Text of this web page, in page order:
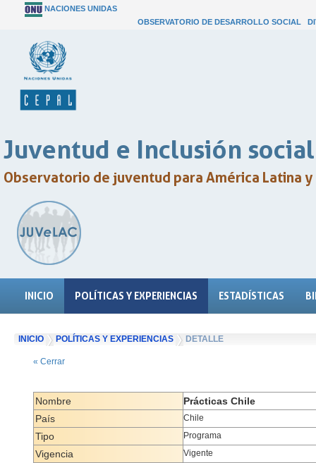
NACIONES UNIDAS
OBSERVATORIO DE DESARROLLO SOCIAL
Juventud e Inclusión social
Observatorio de juventud para América Latina
INICIO POLÍTICAS Y EXPERIENCIAS ESTADÍSTICAS
INICIO POLÍTICAS Y EXPERIENCIAS DETALLE
« Cerrar
Nombre
Prácticas Chile
País
Chile
Tipo Programa
Vigencia Vigente